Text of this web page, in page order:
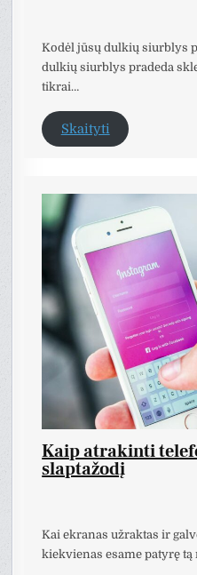
Kodėl jūsų dulkių siurblys
dulkių siurblys pradeda
tikrai…
Skaityti
Kaip atrakinti
slaptažodį
Kai ekranas užraktas ir
kiekvienas esame patyrę